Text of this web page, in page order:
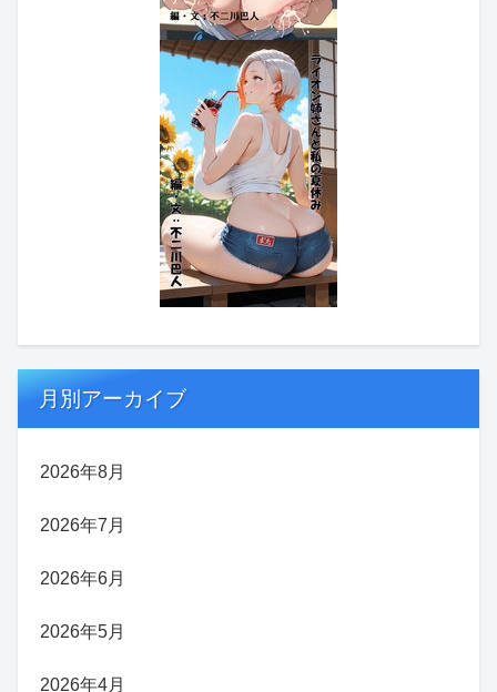
月別アーカイブ
2026年8月
2026年7月
2026年6月
2026年5月
2026年4月